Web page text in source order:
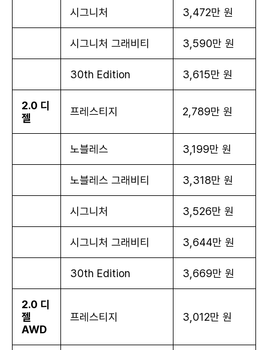
시그니처 3,472만 원
시그니처 그래비티 3,590만 원
30th Edition 3,615만 원
2.0 디
젤
프레스티지 2,789만 원
노블레스 3,199만 원
노블레스 그래비티 3,318만 원
시그니처 3,526만 원
시그니처 그래비티 3,644만 원
30th Edition 3,669만 원
2.0 디
젤
AWD
프레스티지 3,012만 원